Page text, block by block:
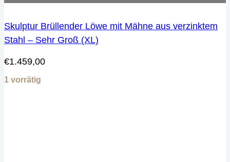
Skulptur Brüllender Löwe mit Mähne aus verzinktem
Stahl – Sehr Groß (XL)
€1.459,00
1 vorrätig